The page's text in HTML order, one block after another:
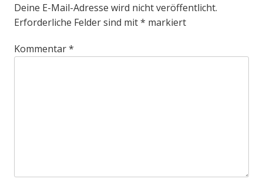
Deine E-Mail-Adresse wird nicht veröffentlicht.
Erforderliche Felder sind mit* markiert
Kommentar*